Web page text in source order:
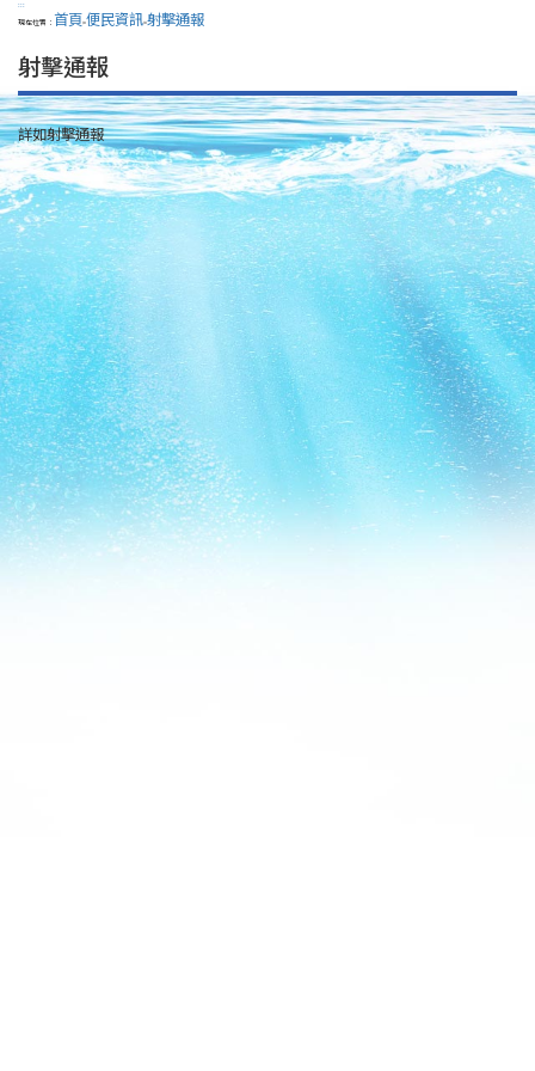
:::
現在位置： 首頁>便民資訊>射擊通報
射擊通報
詳如射擊通報